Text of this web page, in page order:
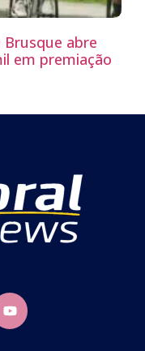
Brusque abre
em premiação